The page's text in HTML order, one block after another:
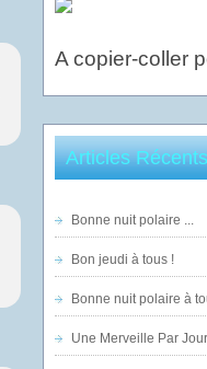
A copier-coller
Articles Récents
Bonne nuit polaire ...
Bon jeudi à tous !
Bonne nuit polaire à
Une Merveille Par Jour